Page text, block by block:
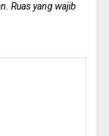
Ruas yang wajib